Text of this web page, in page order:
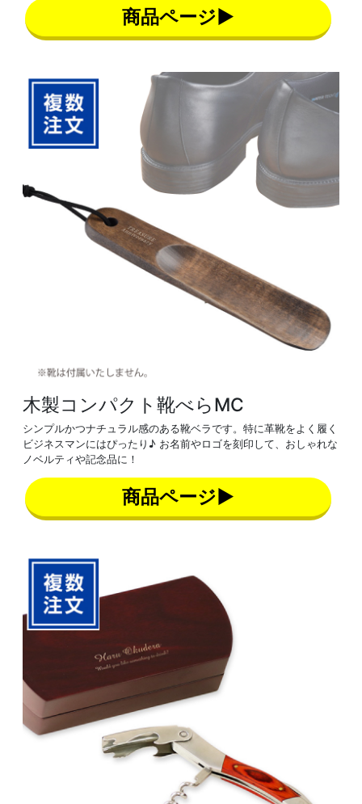
商品ページ▶
木製コンパクト靴べらMC
シンプルかつナチュラル感のある靴ベラです。特に革靴をよく履く
ビジネスマンにはぴったり♪ お名前やロゴを刻印して、おしゃれな
ノベルティや記念品に！
商品ページ▶